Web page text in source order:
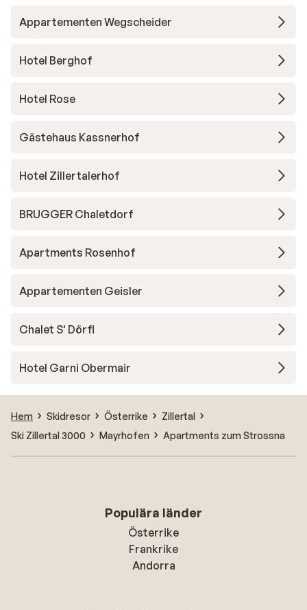
Appartementen Wegscheider
Hotel Berghof
Hotel Rose
Gästehaus Kassnerhof
Hotel Zillertalerhof
BRUGGER Chaletdorf
Apartments Rosenhof
Appartementen Geisler
Chalet S' Dörfl
Hotel Garni Obermair
Hem Skidresor Österrike
Zillertal
Ski Zillertal 3000
Mayrhofen Apartments zum Strossna
Populära länder
Österrike
Frankrike
Andorra